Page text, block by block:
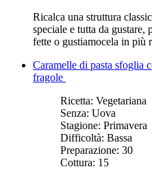
Ricalca una struttura
speciale e tutta da
fette o gustiamocela in più
Caramelle di pasta sfoglia
fragole
Ricetta: Vegetariana
Senza: Uova
Stagione: Primavera
Difficoltà: Bassa
Preparazione: 30
Cottura: 15